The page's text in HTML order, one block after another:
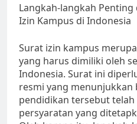
Langkah-langkah
Izin Kampus di Indonesia
Surat izin kampus
yang harus dimiliki oleh
Indonesia. Surat ini
resmi yang menunjukkan
pendidikan tersebut
persyaratan yang